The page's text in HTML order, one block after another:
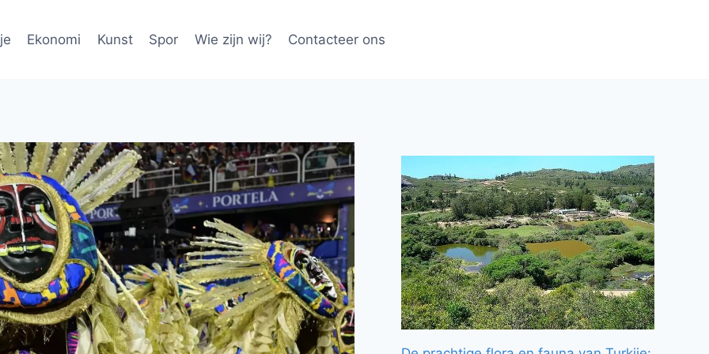
Ekonomi Kunst Spor Wie zijn wij? Contacteer ons